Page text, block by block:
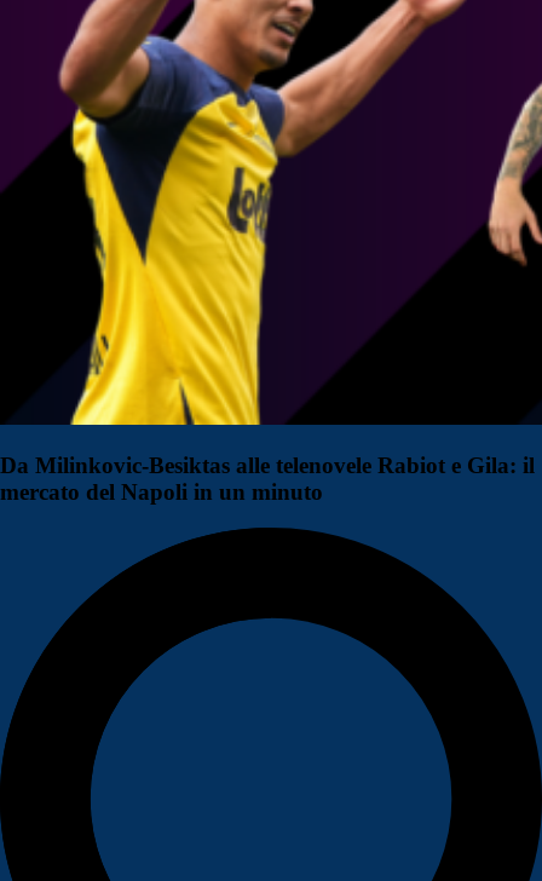
Da Milinkovic-Besiktas alle telenovele Rabiot e Gila: il
mercato del Napoli in un minuto